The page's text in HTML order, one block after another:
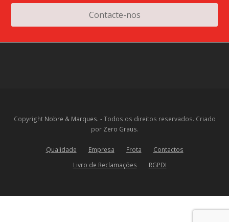
Contacte-nos
Copyright Nobre & Marques. - Todos os direitos reservados. Criado
por Zero Graus.
Qualidade Empresa Frota
Contactos
Livro de Reclamações
RGPDI